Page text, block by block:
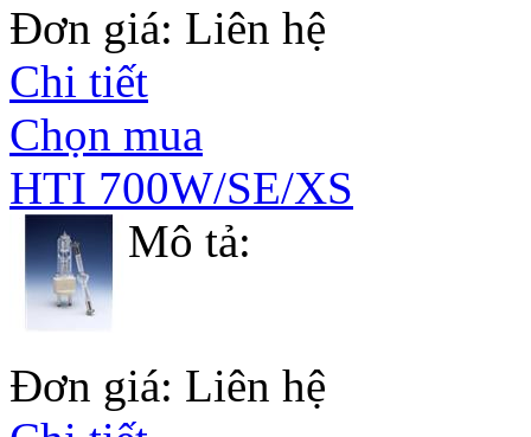
Đơn giá: Liên hệ
Chi tiết
Chọn mua
HTI 700W/SE/XS
Mô tả:
Đơn giá: Liên hệ